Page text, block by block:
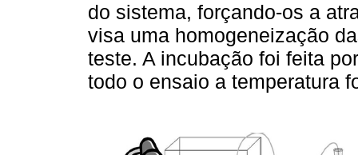
do sistema, forçando-os a
visa uma homogeneização
teste. A incubação foi feita
todo o ensaio a temperatura